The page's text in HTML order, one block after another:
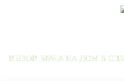
ВЫЗОВ ВРАЧА НА ДОМ В СПБ